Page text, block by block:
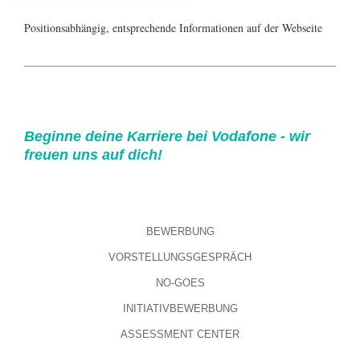
Positionsabhängig, entsprechende Informationen auf der Webseite
Beginne deine Karriere bei Vodafone - wir
freuen uns auf dich!
BEWERBUNG
VORSTELLUNGSGESPRÄCH
NO-GOES
INITIATIVBEWERBUNG
ASSESSMENT CENTER